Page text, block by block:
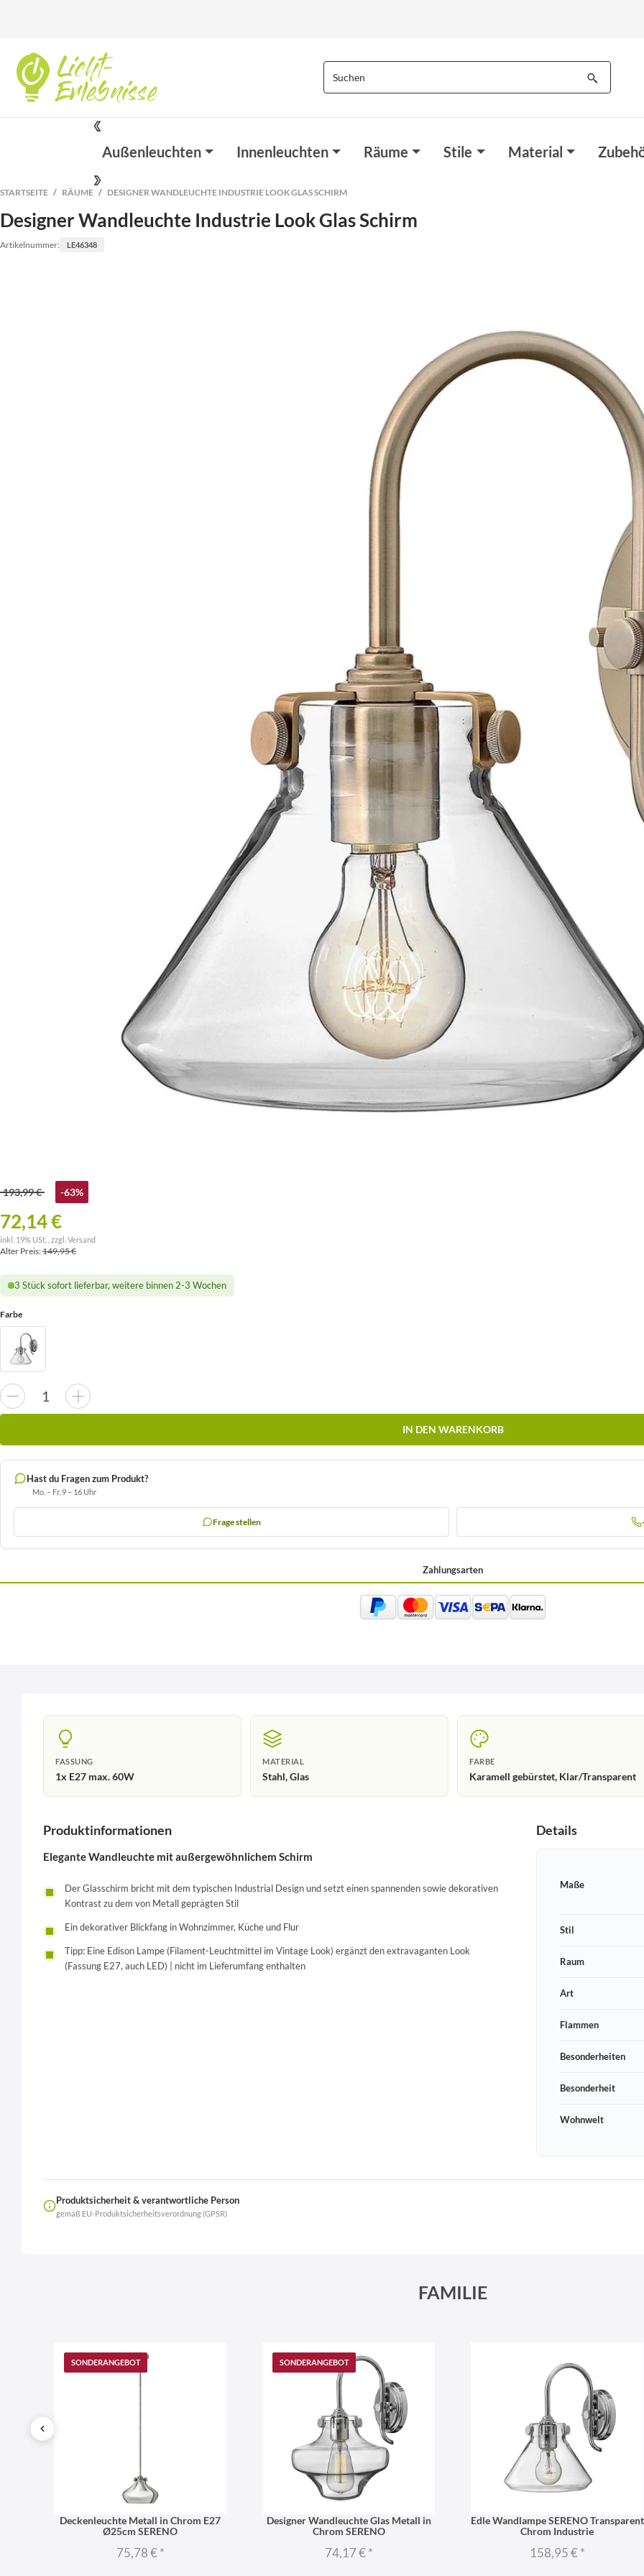
Außenleuchten Innenleuchten Räume Stile Material
STARTSEITE RÄUME DESIGNER WANDLEUCHTE INDUSTRIE LOOK GLAS SCHIRM
Designer Wandleuchte Industrie Look Glas Schirm
Artikelnummer: LE46348
193,99 € -63%
72,14 €
inkl. 19% USt. , zzgl. Versand
Alter Preis:149,95 €
3 Stück sofort lieferbar, weitere binnen 2-3 Wochen
Farbe
IN DEN WARENKORB
Hast du Fragen zum Produkt?
Mo. – Fr. 9 – 16 Uhr
Frage stellen
Zahlungsarten
FASSUNG
1x E27 max. 60W
MATERIAL
Stahl, Glas
FARBE
Karamell gebürstet, Klar/Transparent
Produktinformationen
Elegante Wandleuchte mit außergewöhnlichem Schirm
Der Glasschirm bricht mit dem typischen Industrial Design und setzt einen spannenden sowie dekorativen
Kontrast zu dem von Metall geprägten Stil
Ein dekorativer Blickfang in Wohnzimmer, Küche und Flur
Tipp: Eine Edison Lampe (Filament-Leuchtmittel im Vintage Look) ergänzt den extravaganten Look
(Fassung E27, auch LED) | nicht im Lieferumfang enthalten
Details
Maße
Stil
Raum
Art
Flammen
Besonderheiten
Besonderheit
Wohnwelt
Produktsicherheit & verantwortliche Person
gemäß EU-Produktsicherheitsverordnung (GPSR)
FAMILIE
SONDERANGEBOT
Deckenleuchte Metall in Chrom E27
Ø25cm SERENO
75,78 €*
SONDERANGEBOT
Designer Wandleuchte Glas Metall in
Chrom SERENO
74,17 €*
Edle Wandlampe SERENO Transparent
Chrom Industrie
158,95 €*